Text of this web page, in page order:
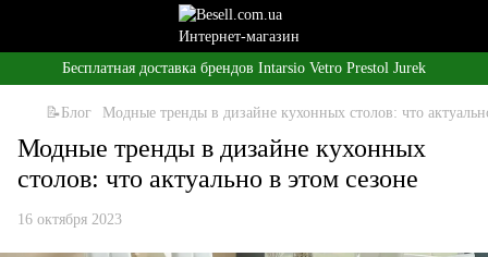
Бесплатная доставка брендов Intarsio Vetro Prestol Jurek
📝Блог Модные тренды в дизайне кухонных столов: что
Модные тренды в дизайне кухонных
столов: что актуально в этом сезоне
16 октября 2023